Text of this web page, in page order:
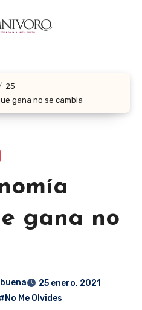
25
gana no se cambia
gana no
25 enero, 2021
#No Me Olvides